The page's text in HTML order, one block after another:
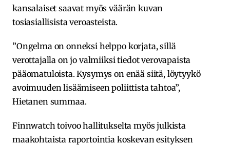
kansalaiset saavat myös väärän kuvan
tosiasiallisista veroasteista.
”Ongelma on onneksi helppo korjata, sillä
verottajalla on jo valmiiksi tiedot verovapaista
pääomatuloista. Kysymys on enää siitä, löytyykö
avoimuuden lisäämiseen poliittista tahtoa”,
Hietanen summaa.
Finnwatch toivoo hallitukselta myös julkista
maakohtaista raportointia koskevan esityksen